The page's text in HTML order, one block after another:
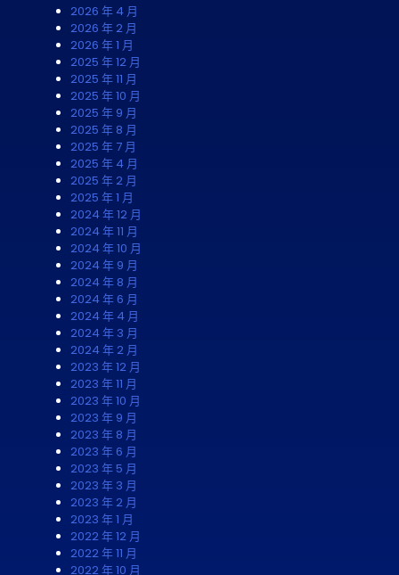
2026 年 4 月
2026 年 2 月
2026 年 1 月
2025 年 12 月
2025 年 11 月
2025 年 10 月
2025 年 9 月
2025 年 8 月
2025 年 7 月
2025 年 4 月
2025 年 2 月
2025 年 1 月
2024 年 12 月
2024 年 11 月
2024 年 10 月
2024 年 9 月
2024 年 8 月
2024 年 6 月
2024 年 4 月
2024 年 3 月
2024 年 2 月
2023 年 12 月
2023 年 11 月
2023 年 10 月
2023 年 9 月
2023 年 8 月
2023 年 6 月
2023 年 5 月
2023 年 3 月
2023 年 2 月
2023 年 1 月
2022 年 12 月
2022 年 11 月
2022 年 10 月